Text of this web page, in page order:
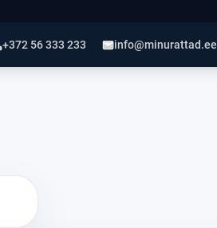
+372 56 333 233 info@minurattad.ee